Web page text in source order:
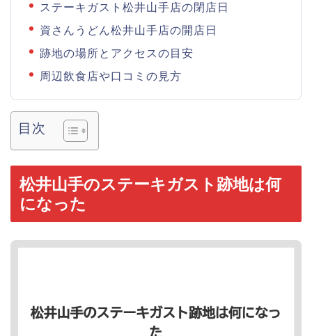
ステーキガスト松井山手店の閉店日
資さんうどん松井山手店の開店日
跡地の場所とアクセスの目安
周辺飲食店や口コミの見方
目次
松井山手のステーキガスト跡地は何
になった